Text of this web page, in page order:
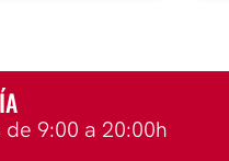
9:00 a 20:00h